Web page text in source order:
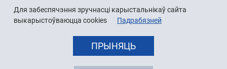
Для забеспячэння зручнасці карыстальнікаў сайта
выкарыстоўваюцца cookies
Падрабязней
ПРЫНЯЦЬ